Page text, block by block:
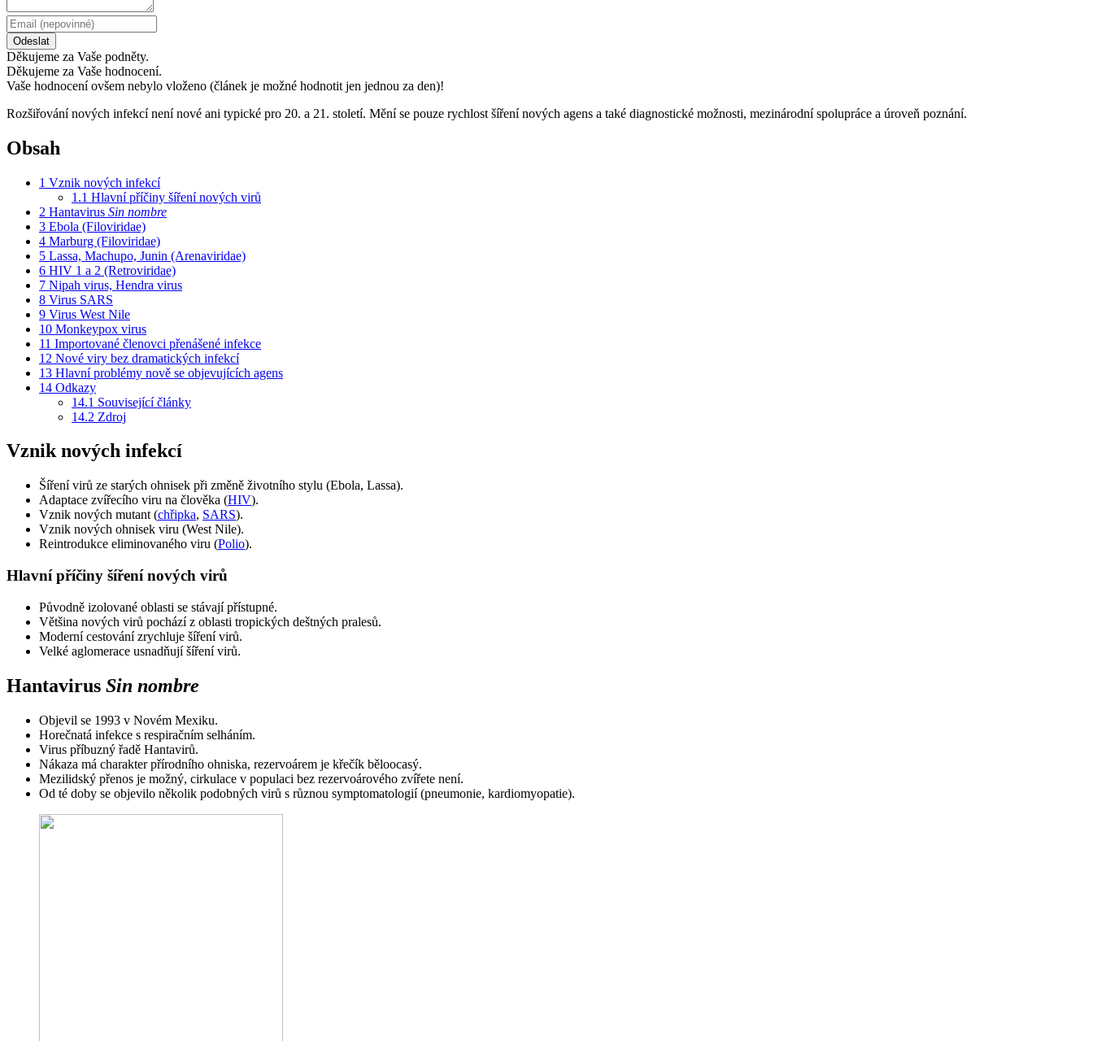
Odeslat
Děkujeme za Vaše podněty.
Děkujeme za Vaše hodnocení.
Vaše hodnocení ovšem nebylo vloženo (článek je možné hodnotit jen jednou za den)!
Rozšiřování nových infekcí není nové ani typické pro 20. a 21. století. Mění se pouze rychlost šíření nových agens a také diagnostické možnosti, mezinárodní spolupráce a úroveň poznání.
Obsah
1 Vznik nových infekcí
1.1 Hlavní příčiny šíření nových virů
2 Hantavirus Sin nombre
3 Ebola (Filoviridae)
4 Marburg (Filoviridae)
5 Lassa, Machupo, Junin (Arenaviridae)
6 HIV 1 a 2 (Retroviridae)
7 Nipah virus, Hendra virus
8 Virus SARS
9 Virus West Nile
10 Monkeypox virus
11 Importované členovci přenášené infekce
12 Nové viry bez dramatických infekcí
13 Hlavní problémy nově se objevujících agens
14 Odkazy
14.1 Související články
14.2 Zdroj
Vznik nových infekcí
Šíření virů ze starých ohnisek při změně životního stylu (Ebola, Lassa).
Adaptace zvířecího viru na člověka (HIV).
Vznik nových mutant (chřipka, SARS).
Vznik nových ohnisek viru (West Nile).
Reintrodukce eliminovaného viru (Polio).
Hlavní příčiny šíření nových virů
Původně izolované oblasti se stávají přístupné.
Většina nových virů pochází z oblasti tropických deštných pralesů.
Moderní cestování zrychluje šíření virů.
Velké aglomerace usnadňují šíření virů.
Hantavirus Sin nombre
Objevil se 1993 v Novém Mexiku.
Horečnatá infekce s respiračním selháním.
Virus příbuzný řadě Hantavirů.
Nákaza má charakter přírodního ohniska, rezervoárem je křečík běloocasý.
Mezilidský přenos je možný, cirkulace v populaci bez rezervoárového zvířete není.
Od té doby se objevilo několik podobných virů s různou symptomatologií (pneumonie, kardiomyopatie).